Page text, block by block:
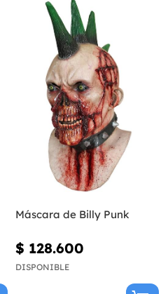
Máscara de Billy Punk
$ 128.600
DISPONIBLE